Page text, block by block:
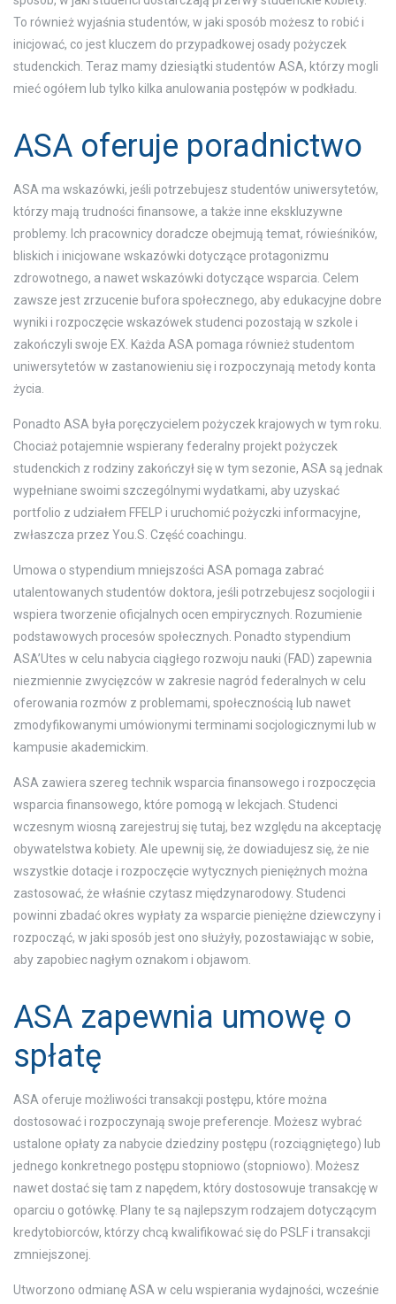
To również wyjaśnia studentów, w jaki sposób możesz to robić i
inicjować, co jest kluczem do przypadkowej osady pożyczek
studenckich. Teraz mamy dziesiątki studentów ASA, którzy mogli
mieć ogółem lub tylko kilka anulowania postępów w podkładu.
ASA oferuje poradnictwo
ASA ma wskazówki, jeśli potrzebujesz studentów uniwersytetów,
którzy mają trudności finansowe, a także inne ekskluzywne
problemy. Ich pracownicy doradcze obejmują temat, rówieśników,
bliskich i inicjowane wskazówki dotyczące protagonizmu
zdrowotnego, a nawet wskazówki dotyczące wsparcia. Celem
zawsze jest zrzucenie bufora społecznego, aby edukacyjne dobre
wyniki i rozpoczęcie wskazówek studenci pozostają w szkole i
zakończyli swoje EX. Każda ASA pomaga również studentom
uniwersytetów w zastanowieniu się i rozpoczynają metody konta
życia.
Ponadto ASA była poręczycielem pożyczek krajowych w tym roku.
Chociaż potajemnie wspierany federalny projekt pożyczek
studenckich z rodziny zakończył się w tym sezonie, ASA są jednak
wypełniane swoimi szczególnymi wydatkami, aby uzyskać
portfolio z udziałem FFELP i uruchomić pożyczki informacyjne,
zwłaszcza przez You.S. Część coachingu.
Umowa o stypendium mniejszości ASA pomaga zabrać
utalentowanych studentów doktora, jeśli potrzebujesz socjologii i
wspiera tworzenie oficjalnych ocen empirycznych. Rozumienie
podstawowych procesów społecznych. Ponadto stypendium
ASA’Utes w celu nabycia ciągłego rozwoju nauki (FAD) zapewnia
niezmiennie zwycięzców w zakresie nagród federalnych w celu
oferowania rozmów z problemami, społecznością lub nawet
zmodyfikowanymi umówionymi terminami socjologicznymi lub w
kampusie akademickim.
ASA zawiera szereg technik wsparcia finansowego i rozpoczęcia
wsparcia finansowego, które pomogą w lekcjach. Studenci
wczesnym wiosną zarejestruj się tutaj, bez względu na akceptację
obywatelstwa kobiety. Ale upewnij się, że dowiadujesz się, że nie
wszystkie dotacje i rozpoczęcie wytycznych pieniężnych można
zastosować, że właśnie czytasz międzynarodowy. Studenci
powinni zbadać okres wypłaty za wsparcie pieniężne dziewczyny i
rozpocząć, w jaki sposób jest ono służyły, pozostawiając w sobie,
aby zapobiec nagłym oznakom i objawom.
ASA zapewnia umowę o
spłatę
ASA oferuje możliwości transakcji postępu, które można
dostosować i rozpoczynają swoje preferencje. Możesz wybrać
ustalone opłaty za nabycie dziedziny postępu (rozciągniętego) lub
jednego konkretnego postępu stopniowo (stopniowo). Możesz
nawet dostać się tam z napędem, który dostosowuje transakcję w
oparciu o gotówkę. Plany te są najlepszym rodzajem dotyczącym
kredytobiorców, którzy chcą kwalifikować się do PSLF i transakcji
zmniejszonej.
Utworzono odmianę ASA w celu wspierania wydajności, wcześnie